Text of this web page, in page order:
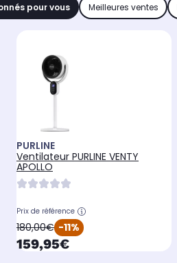
pour vous Meilleures ventes
PURLINE
Ventilateur PURLINE VENTY
APOLLO
Prix de référence
oldPrice
180,00€ -11%
currentPrice
159,95€